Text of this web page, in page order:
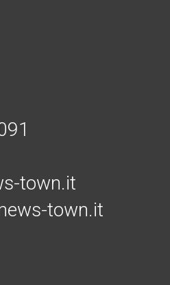
town.it
town.it